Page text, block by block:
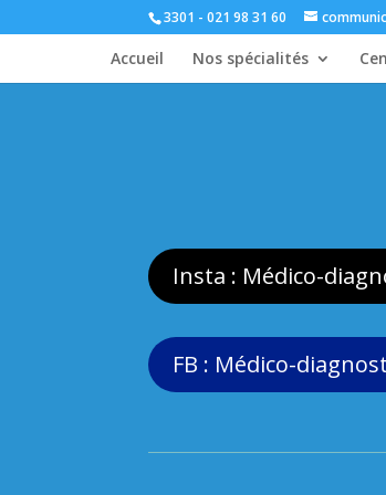
3301 - 021 98 31 60
Accueil Nos spécialités
Insta : Médico-
FB : Médico-